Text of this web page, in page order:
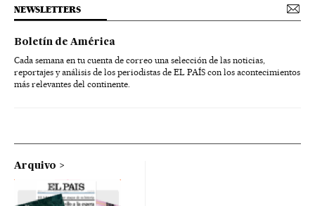
NEWSLETTERS
Boletín de América
Cada semana en tu cuenta de correo una selección de las noticias,
reportajes y análisis de los periodistas de EL PAÍS con los acontecimientos
más relevantes del continente.
Arquivo